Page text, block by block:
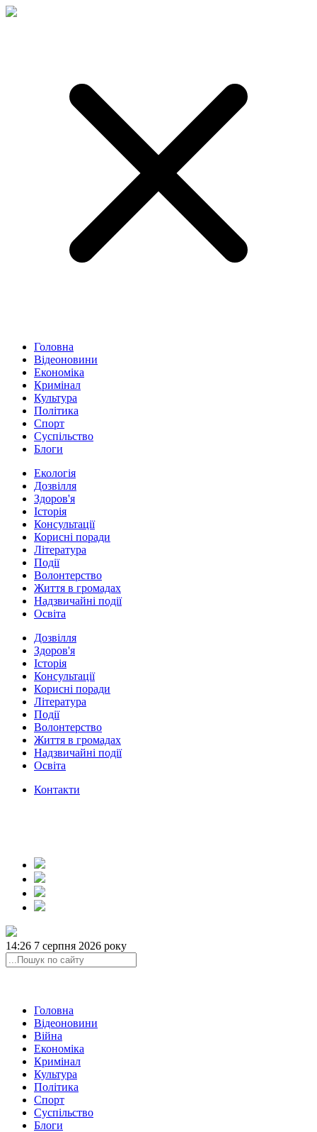
Головна
Відеоновини
Економіка
Кримінал
Культура
Політика
Спорт
Суспільство
Блоги
Екологія
Дозвілля
Здоров'я
Історія
Консультації
Корисні поради
Література
Події
Волонтерство
Життя в громадах
Надзвичайні події
Освіта
Дозвілля
Здоров'я
Історія
Консультації
Корисні поради
Література
Події
Волонтерство
Життя в громадах
Надзвичайні події
Освіта
Контакти
14:26 7 серпня 2026 року
Головна
Відеоновини
Війна
Економіка
Кримінал
Культура
Політика
Спорт
Суспільство
Блоги